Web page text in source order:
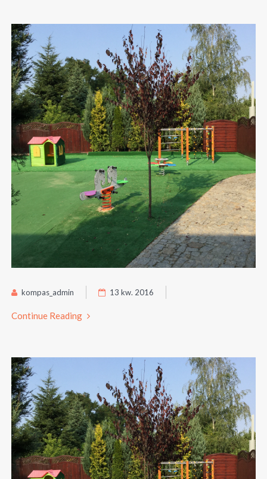
kompas_admin 13 kw. 2016
Continue Reading